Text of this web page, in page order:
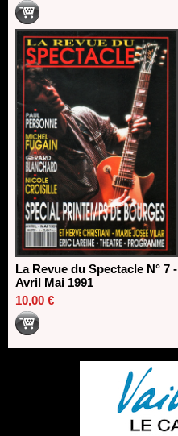
La Revue du Spectacle N° 7 -
Avril Mai 1991
10,00 €